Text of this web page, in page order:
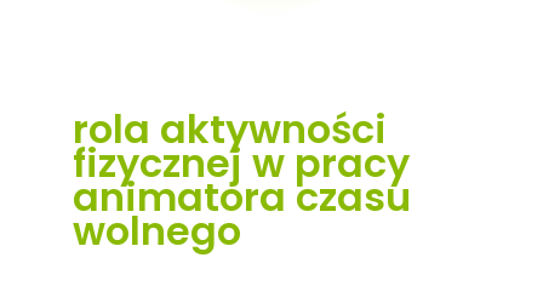
rola aktywności
fizycznej w pracy
animatora czasu
wolnego